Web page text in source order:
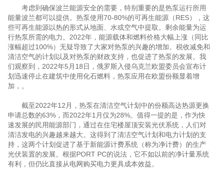
考虑到确保波兰能源安全的需要，特别重要的是热泵运行所用
能量波兰都可以提供。热泵使用70-80%的可再生能源（RES），这
些可再生能源以热的形式从地面、水或空气中提取。剩余能量为运
行热泵所需的电力。2022年，能源载体和燃料价格大幅上涨（同比
涨幅超过100%）无疑导致了大家对热泵的兴趣的增加。税收减免和
清洁空气的计划以及对热泵的财政支持，也促进了热泵的发展。我
们观察到，2022年5月18日，俄罗斯入侵乌克兰欧盟委员会宣布计
划迅速停止在建筑中使用化石燃料，热泵应用在欧盟份额显着增
加，。
截至2022年12月，热泵在清洁空气计划中的份额高达热源更换
申请总数的63%，而2022年1月仅为28%。值得一提的是，作为快
速发展的民用能源部门，通过在住宅楼屋顶安装光伏系统，人们对
清洁发电的兴趣越来越大。这得到了清洁空气计划和电力计划的支
持，这两个计划促进了基于新能源计费系统（称为净计费）的生产
光伏装置的发展。根据PORT PC的说法，它不如以前的净计量系统
有利，但仍比直接从电网购买电力更具成本效益。